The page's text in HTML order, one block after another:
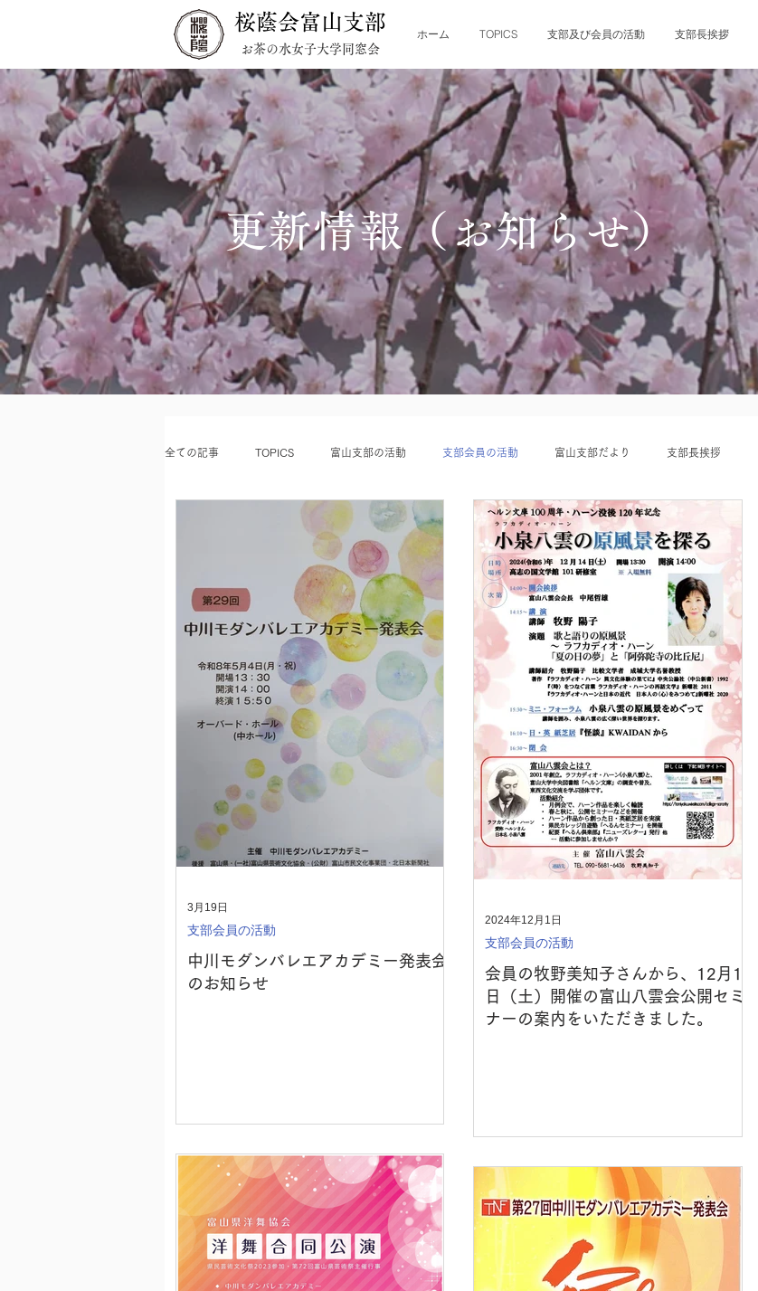
桜蔭会富山支部
お茶の水女子大学同窓会
ホーム TOPICS 支部及び会員の活動 支部長挨拶
​更新情報（お知らせ）
全ての記事 TOPICS 富山支部の活動 支部会員の活動 富山支部だより 支部長挨拶
中川モダンバレエアカデミー発表会
のお知らせ
支部会員の活動
3月19日
会員の牧野美知子さんから、12月14
日（土）開催の富山八雲会公開セミ
ナーの案内をいただきました。
支部会員の活動
2024年12月1日